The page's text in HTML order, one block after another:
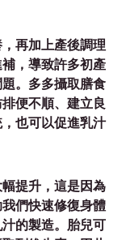
再加上產後調理
，導致許多初產
。多多攝取膳食
便不順、建立良
也可以促進乳汁
提升，這是因為
們快速修復身體
的製造。胎兒可